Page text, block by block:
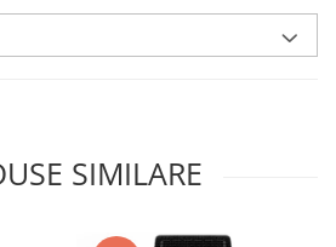
SIMILARE